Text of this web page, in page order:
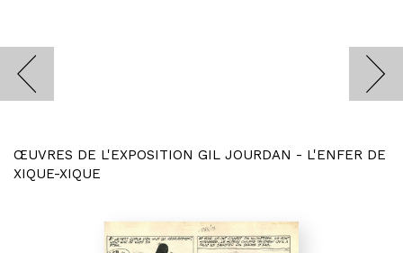
ŒUVRES DE L'EXPOSITION GIL JOURDAN - L'ENFER DE
XIQUE-XIQUE